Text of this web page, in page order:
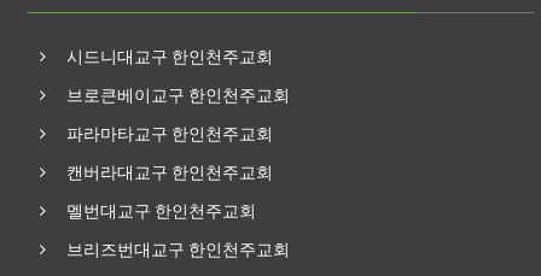
시드니대교구 한인천주교회
브로큰베이교구 한인천주교회
파라마타교구 한인천주교회
캔버라대교구 한인천주교회
멜번대교구 한인천주교회
브리즈번대교구 한인천주교회